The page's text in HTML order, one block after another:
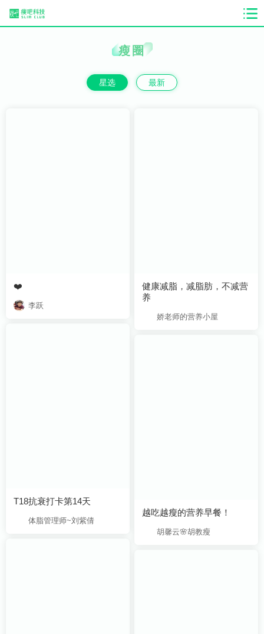
瘦圈
星选 最新
❤️
李跃
养
娇老师的营养小屋
T18抗衰打卡第14天
体脂管理师~刘紫倩
越吃越瘦的营养早餐！
胡馨云🌸胡教瘦